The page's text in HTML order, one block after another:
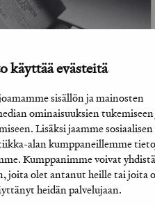
käyttää evästeitä
sisällön ja mainosten
ominaisuuksien
Lisäksi jaamme sosiaalisen
alan kumppaneillemme
Kumppanimme voivat
joita olet antanut heille tai joita
heidän palvelujaan.